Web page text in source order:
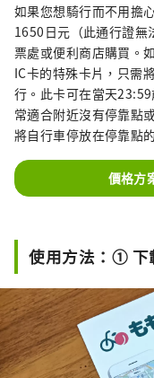
如果您想騎行而不用擔
1650日元（此通行證無
票處或便利商店購買。
IC卡的特殊卡片，只需
行。此卡可在當天
常適合附近沒有停靠點
將自行車停放在停靠點
價格方
使用方法：① 下